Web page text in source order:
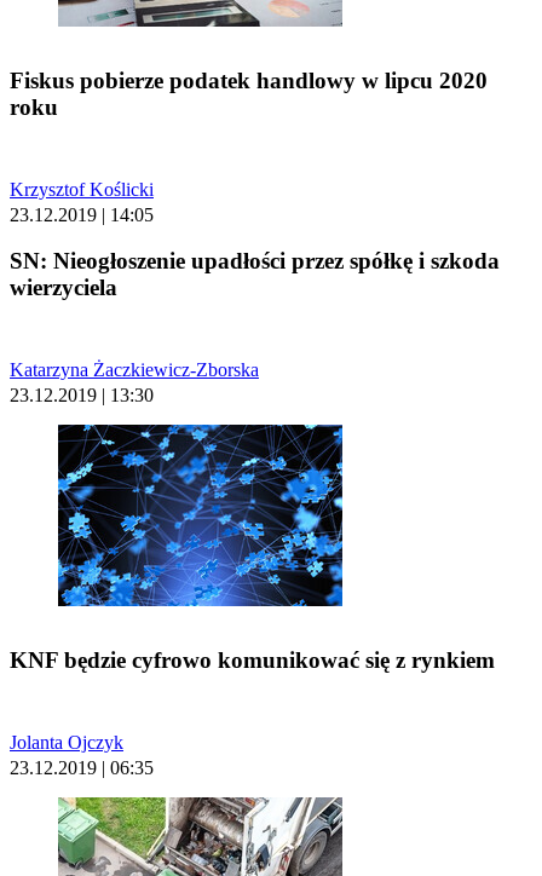
Fiskus pobierze podatek handlowy w lipcu 2020
roku
Krzysztof Koślicki
23.12.2019 | 14:05
SN: Nieogłoszenie upadłości przez spółkę i szkoda
wierzyciela
Katarzyna Żaczkiewicz-Zborska
23.12.2019 | 13:30
KNF będzie cyfrowo komunikować się z rynkiem
Jolanta Ojczyk
23.12.2019 | 06:35